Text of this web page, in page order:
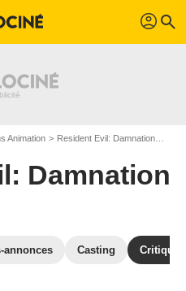
profil search
Animation Resident Evil: Damnation
Damnation
annonces Casting